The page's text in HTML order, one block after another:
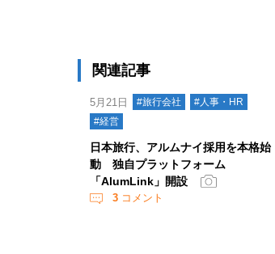
関連記事
5月21日 #旅行会社
#人事・HR
#経営
日本旅行、アルムナイ採用を本格始
動 独自プラットフォーム
「AlumLink」開設
3 コメント